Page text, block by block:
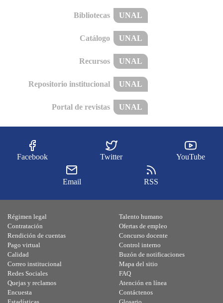
Bibliotecas UNAL
Catálogo UNAL
Recursos UNAL
Repositorio institucional UNAL
Portal de revistas UNAL
Facebook Twitter YouTube
Email RSS
Régimen legal
Contratación
Rendición de cuentas
Pago virtual
Calidad
Talento humano
Ofertas de empleo
Concurso docente
Control interno
Buzón de notificaciones
Correo institucional
Redes Sociales
Quejas y reclamos
Encuesta
Mapa del sitio
FAQ
Atención en línea
Contáctenos